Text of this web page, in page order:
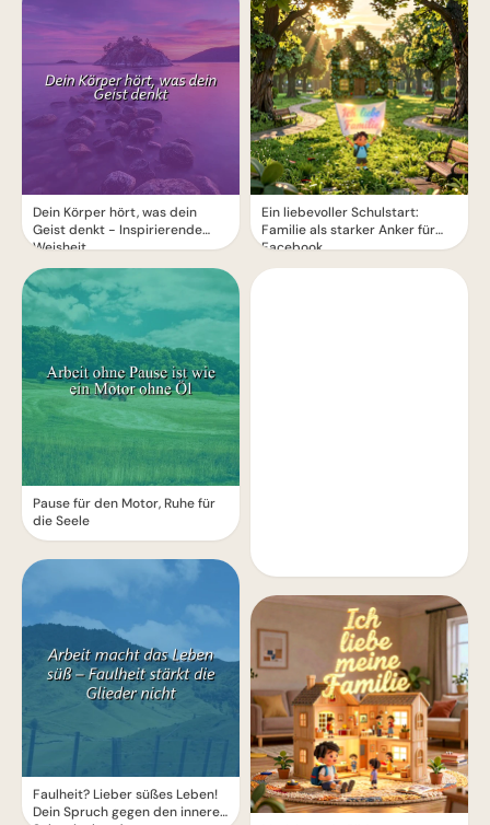
Dein Körper hört, was dein
Geist denkt - Inspirierende
Weisheit
Pause für den Motor, Ruhe für
die Seele
Faulheit? Lieber süßes Leben!
Dein Spruch gegen den inneren
Ein liebevoller Schulstart:
Familie als starker Anker für
Facebook